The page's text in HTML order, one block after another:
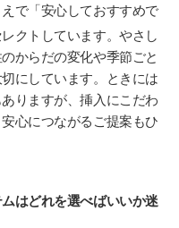
で「安心しておすすめで
クトしています。やさし
からだの変化や季節ごと
にしています。ときには
りますが、挿入にこだわ
心につながるご提案もひ
はどれを選べばいいか迷